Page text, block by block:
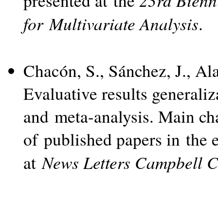
for Multivariate Analysis.
Chacón, S., Sánchez, J.,
Evaluative results
and meta-analysis. Main
of published papers in the
atNews Letters Campbell